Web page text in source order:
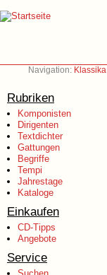
Navigation: Klassika
Rubriken
Komponisten
Dirigenten
Textdichter
Gattungen
Begriffe
Tempi
Jahrestage
Kataloge
Einkaufen
CD-Tipps
Angebote
Service